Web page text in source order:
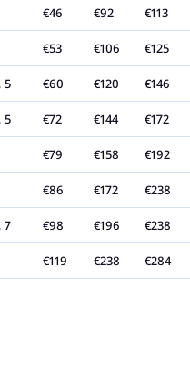
€46 €92 €113
€53 €106 €125
5 €60 €120 €146
5 €72 €144 €172
€79 €158 €192
€86 €172 €238
7 €98 €196 €238
€119 €238 €284